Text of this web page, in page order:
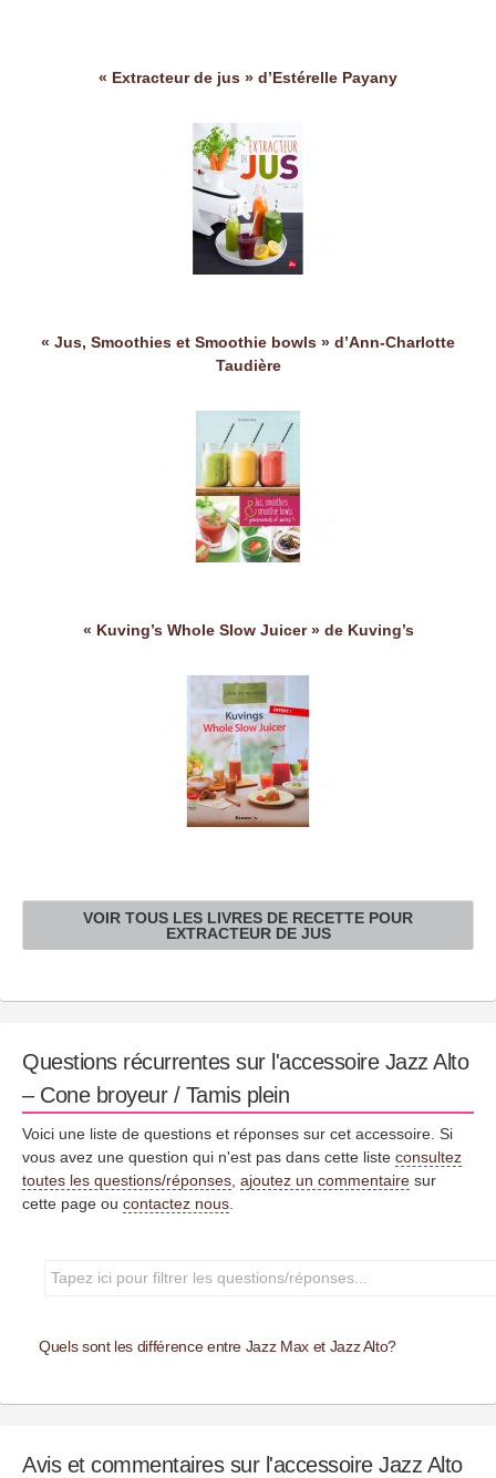
« Extracteur de jus » d’Estérelle Payany
« Jus, Smoothies et Smoothie bowls » d’Ann-Charlotte
Taudière
« Kuving’s Whole Slow Juicer » de Kuving’s
VOIR TOUS LES LIVRES DE RECETTE POUR
EXTRACTEUR DE JUS
Questions récurrentes sur l'accessoire Jazz Alto
– Cone broyeur / Tamis plein
Voici une liste de questions et réponses sur cet accessoire. Si
vous avez une question qui n'est pas dans cette liste consultez
toutes les questions/réponses ajoutez un commentaire sur
cette page ou contactez nous
Quels sont les différence entre Jazz Max et Jazz Alto?
Avis et commentaires sur l'accessoire Jazz Alto